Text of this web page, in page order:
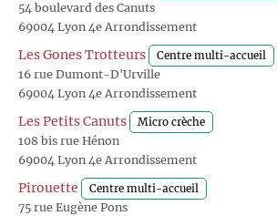
54 boulevard des Canuts
69004 Lyon 4e Arrondissement
Les Gones Trotteurs Centre multi-accueil
16 rue Dumont-D'Urville
69004 Lyon 4e Arrondissement
Les Petits Canuts Micro crèche
108 bis rue Hénon
69004 Lyon 4e Arrondissement
Pirouette Centre multi-accueil
75 rue Eugène Pons